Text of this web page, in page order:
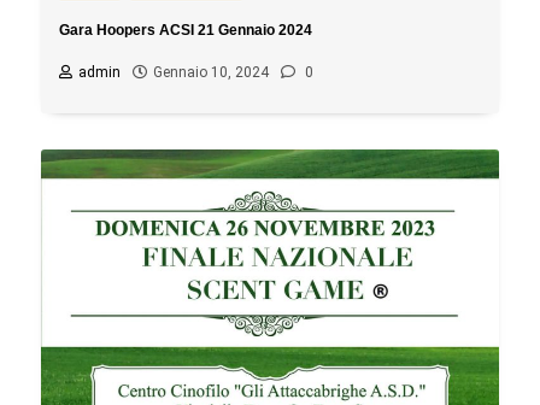
Gara Hoopers ACSI 21 Gennaio 2024
admin Gennaio 10, 2024 0